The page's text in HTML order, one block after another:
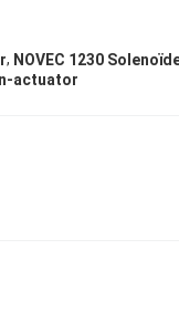
, NOVEC 1230
actuator